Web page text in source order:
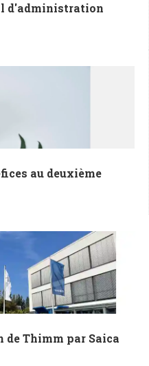
d'administration
au deuxième
de Thimm par Saica